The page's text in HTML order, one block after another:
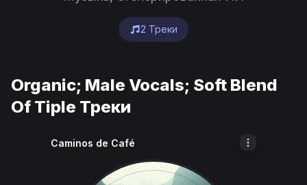
2 Треки
Organic; Male Vocals; Soft Blend
Of Tiple Треки
Caminos de Café